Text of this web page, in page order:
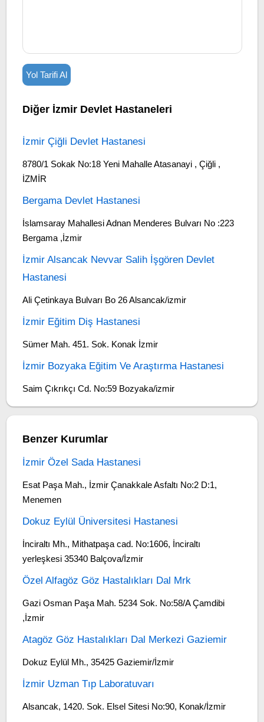
Yol Tarifi Al
Diğer İzmir Devlet Hastaneleri
İzmir Çiğli Devlet Hastanesi
8780/1 Sokak No:18 Yeni Mahalle Atasanayi , Çiğli ,
İZMİR
Bergama Devlet Hastanesi
İslamsaray Mahallesi Adnan Menderes Bulvarı No :223
Bergama ,İzmir
İzmir Alsancak Nevvar Salih İşgören Devlet
Hastanesi
Ali Çetinkaya Bulvarı Bo 26 Alsancak/izmir
İzmir Eğitim Diş Hastanesi
Sümer Mah. 451. Sok. Konak İzmir
İzmir Bozyaka Eğitim Ve Araştırma Hastanesi
Saim Çıkrıkçı Cd. No:59 Bozyaka/izmir
Benzer Kurumlar
İzmir Özel Sada Hastanesi
Esat Paşa Mah., İzmir Çanakkale Asfaltı No:2 D:1,
Menemen
Dokuz Eylül Üniversitesi Hastanesi
İnciraltı Mh., Mithatpaşa cad. No:1606, İnciraltı
yerleşkesi 35340 Balçova/İzmir
Özel Alfagöz Göz Hastalıkları Dal Mrk
Gazi Osman Paşa Mah. 5234 Sok. No:58/A Çamdibi
,İzmir
Atagöz Göz Hastalıkları Dal Merkezi Gaziemir
Dokuz Eylül Mh., 35425 Gaziemir/İzmir
İzmir Uzman Tıp Laboratuvarı
Alsancak, 1420. Sok. Elsel Sitesi No:90, Konak/İzmir